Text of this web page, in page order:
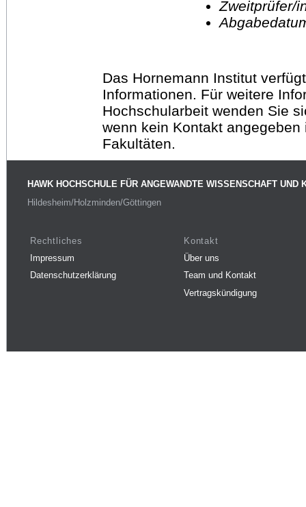
Das Hornemann Institut
Informationen. Für weitere
Hochschularbeit wenden Sie
wenn kein Kontakt
Fakultäten.
HAWK HOCHSCHULE FÜR ANGEWANDTE WISSENSCHAFT UND
Hildesheim/Holzminden/Göttingen
Rechtliches
Impressum
Datenschutzerklärung
Kontakt
Über uns
Team und Kontakt
Vertragskündigung